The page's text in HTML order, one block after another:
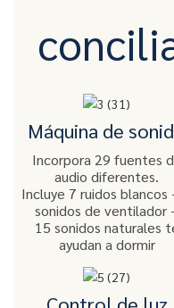
Máquina de
Incorpora 29 fuentes
audio diferentes.
Incluye 7 ruidos blancos
sonidos de ventilador
15 sonidos naturales
ayudan a dormir